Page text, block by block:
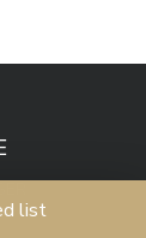
list